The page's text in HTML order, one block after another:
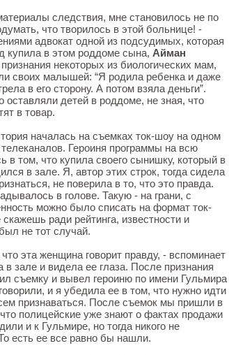
следствия, мне становилось не по
что творилось в этой больнице! -
адвокат одной из подсудимых, которая
купила в этом роддоме сына, Айман
некоторых из биологических мам,
своих малышей: “Я родила ребенка и даже
в его сторону. А потом взяла деньги”.
оставляли детей в роддоме, не зная, что
в товар.
началась на съемках ток-шоу на одном
телеканалов. Героиня программы на всю
в том, что купила своего сынишку, который в
в зале. Я, автор этих строк, тогда сидела
не поверила в то, что это правда.
в голове. Такую - на грани, с
можно было списать на формат ток-
ради рейтинга, известности и
не тот случай.
эта женщина говорит правду, - вспоминает
зале и видела ее глаза. После признания
съемку и вывел героиню по имени Гульмира
и я убедила ее в том, что нужно идти
признаваться. После съемок мы пришли в
полицейские уже знают о фактах продажи
и к Гульмире, но тогда никого не
есть ее все равно бы нашли.